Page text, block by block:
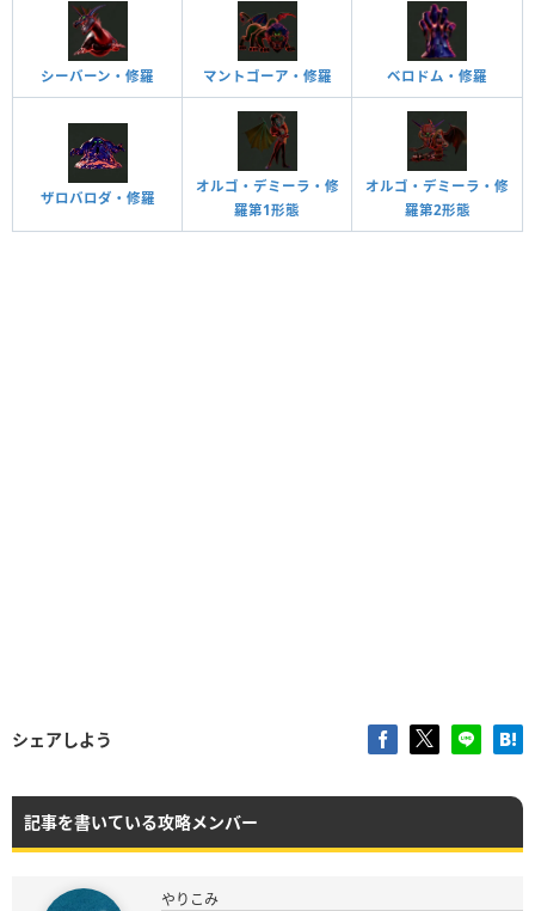
シーバーン・修羅 マントゴーア・修羅 ベロドム・修羅
ザロバロダ・修羅
オルゴ・デミーラ・修
羅第1形態
オルゴ・デミーラ・修
羅第2形態
シェアしよう
記事を書いている攻略メンバー
やりこみ